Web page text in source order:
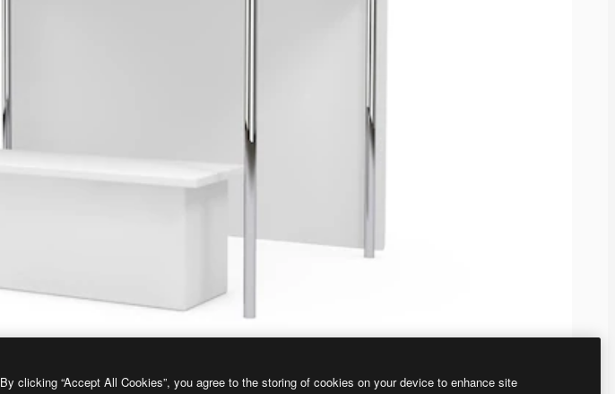
By clicking “Accept All Cookies”, you agree to the storing of cookies on your device to enhance site